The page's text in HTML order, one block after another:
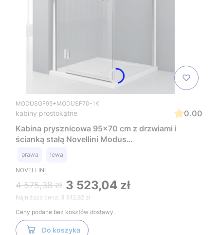
MODUSGF95+MODUSF70-1K
kabiny prostokątne
0.00
Kabina prysznicowa 95x70 cm z drzwiami i
ścianką stałą Novellini Modus
MODUSGF95+MODUSF70-1K
prawa lewa
NOVELLINI
4 575,38 zł 3 523,04 zł
Najniższa cena: 3 812,82 zł
Ceny podane bez kosztów dostawy.
Do koszyka